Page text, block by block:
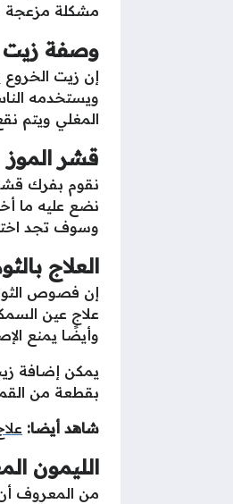
مشكلة مزعجة
وصفة زيت
إن زيت
ويستخدمه
المغلي ويتم
قشر الموز
نقوم بفرك
نضع عليه ما
وسوف تجد
العلاج
إن فصوص
علاج عين
وأيضًا يمنع
يمكن إضافة
بقطعة من
شاهد أيضا:
الليمون
من المعروف أن